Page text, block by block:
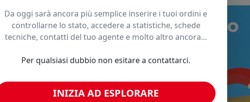
Da oggi sarà ancora più semplice inserire i tuoi ordini e
controllarne lo stato, accedere a statistiche, schede
tecniche, contatti del tuo agente e molto altro ancora...
Per qualsiasi dubbio non esitare a contattarci.
INIZIA AD ESPLORARE